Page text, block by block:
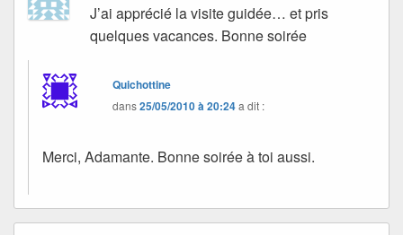
J’ai apprécié la visite guidée… et pris
quelques vacances. Bonne soirée
Quichottine
dans25/05/2010 à 20:24a dit :
Merci, Adamante. Bonne soirée à toi aussi.